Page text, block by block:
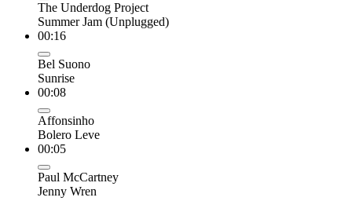
The Underdog Project
Summer Jam (Unplugged)
00:16
Bel Suono
Sunrise
00:08
Affonsinho
Bolero Leve
00:05
Paul McCartney
Jenny Wren